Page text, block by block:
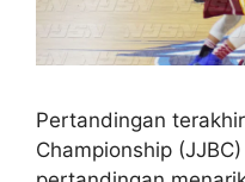
Pertandingan
Championship